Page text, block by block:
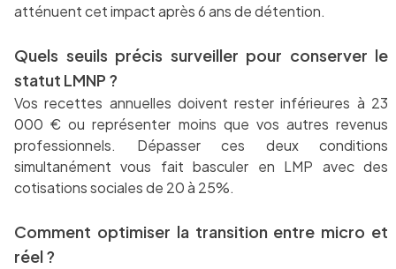
atténuent cet impact après 6 ans de détention.
Quels seuils précis surveiller pour conserver le
statut LMNP ?
Vos recettes annuelles doivent rester inférieures à 23
000 € ou représenter moins que vos autres revenus
professionnels. Dépasser ces deux conditions
simultanément vous fait basculer en LMP avec des
cotisations sociales de 20 à 25%.
Comment optimiser la transition entre micro et
réel ?